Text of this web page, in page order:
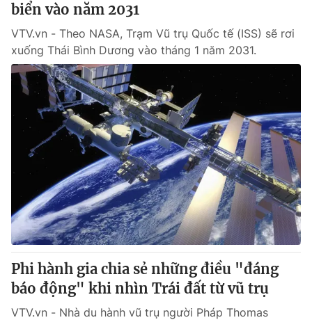
biển vào năm 2031
VTV.vn - Theo NASA, Trạm Vũ trụ Quốc tế (ISS) sẽ rơi
xuống Thái Bình Dương vào tháng 1 năm 2031.
Phi hành gia chia sẻ những điều "đáng
báo động" khi nhìn Trái đất từ vũ trụ
VTV.vn - Nhà du hành vũ trụ người Pháp Thomas